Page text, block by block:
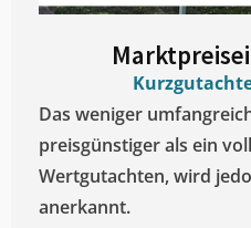
Das weniger
preisgünstiger als ein
Wertgutachten, wird
anerkannt.